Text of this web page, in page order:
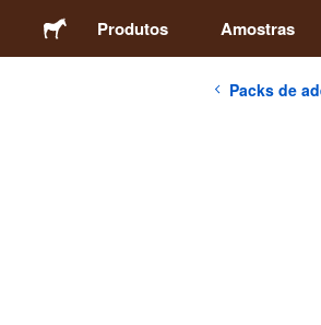
Produtos Amostras
Packs de